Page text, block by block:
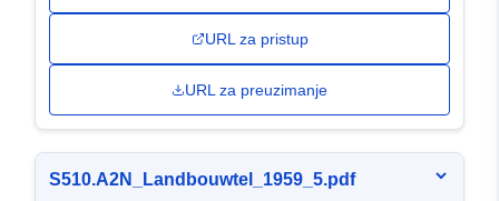
URL za pristup
URL za preuzimanje
S510.A2N_Landbouwtel_1959_5.pdf